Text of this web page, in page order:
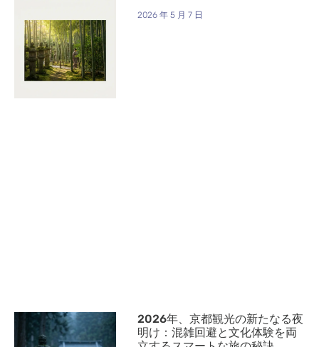
2026 年 5 月 7 日
2026年、京都観光の新たなる夜
明け：混雑回避と文化体験を両